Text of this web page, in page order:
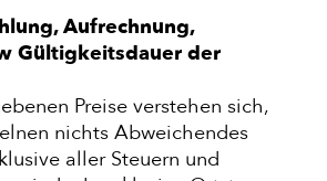
Aufrechnung,
Gültigkeitsdauer der
Preise verstehen sich,
nichts Abweichendes
aller Steuern und